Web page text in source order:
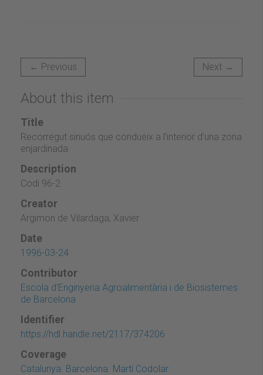
← Previous Next →
About this item
Title
Recorregut sinuós que condueix a l’interior d’una zona
enjardinada
Description
Codi 96-2
Creator
Argimon de Vilardaga, Xavier
Date
1996-03-24
Contributor
Escola d'Enginyeria Agroalimentària i de Biosistemes
de Barcelona
Identifier
https://hdl.handle.net/2117/374206
Coverage
Catalunya. Barcelona. Martí Codolar